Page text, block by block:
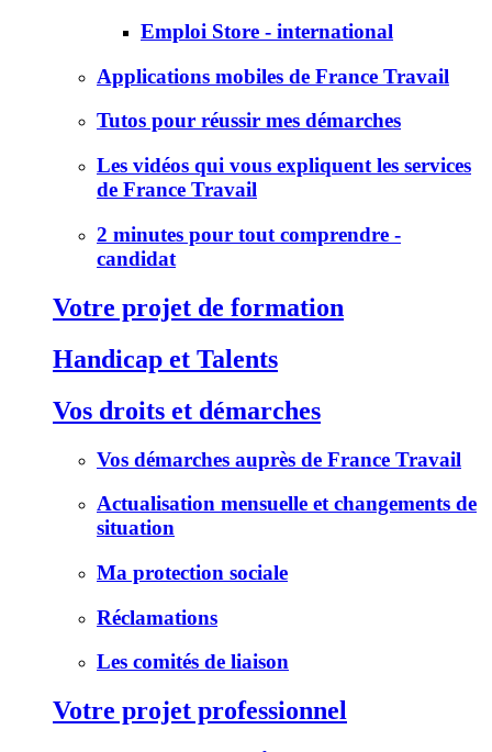
Emploi Store - international
Applications mobiles de France Travail
Tutos pour réussir mes démarches
Les vidéos qui vous expliquent les services
de France Travail
2 minutes pour tout comprendre -
candidat
Votre projet de formation
Handicap et Talents
Vos droits et démarches
Vos démarches auprès de France Travail
Actualisation mensuelle et changements de
situation
Ma protection sociale
Réclamations
Les comités de liaison
Votre projet professionnel